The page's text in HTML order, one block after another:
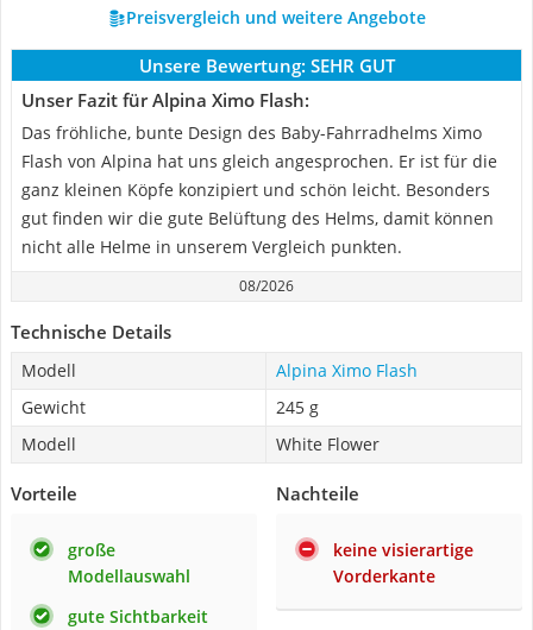
Preisvergleich und weitere Angebote
Unsere Bewertung: SEHR GUT
Unser Fazit für Alpina Ximo Flash:
Das fröhliche, bunte Design des Baby-Fahrradhelms Ximo
Flash von Alpina hat uns gleich angesprochen. Er ist für die
ganz kleinen Köpfe konzipiert und schön leicht. Besonders
gut finden wir die gute Belüftung des Helms, damit können
nicht alle Helme in unserem Vergleich punkten.
08/2026
Technische Details
Modell
Alpina Ximo Flash
Gewicht
245 g
Modell
White Flower
Vorteile
große
Modellauswahl
gute Sichtbarkeit
Nachteile
keine visierartige
Vorderkante